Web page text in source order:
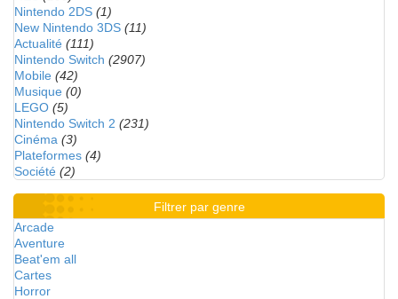
Nintendo 2DS (1)
New Nintendo 3DS (11)
Actualité (111)
Nintendo Switch (2907)
Mobile (42)
Musique (0)
LEGO (5)
Nintendo Switch 2 (231)
Cinéma (3)
Plateformes (4)
Société (2)
Filtrer par genre
Arcade
Aventure
Beat'em all
Cartes
Horror